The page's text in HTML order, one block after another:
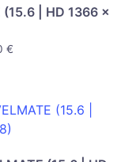
(15.6 | HD 1366 x
€